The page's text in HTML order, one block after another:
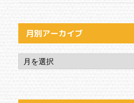
月別アーカイブ